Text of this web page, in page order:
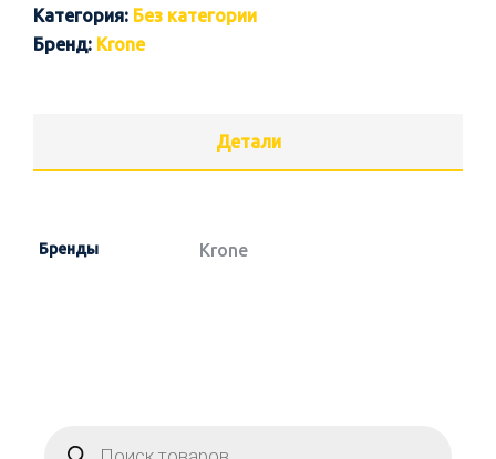
Категория: Без категории
Бренд: Krone
Детали
Бренды Krone